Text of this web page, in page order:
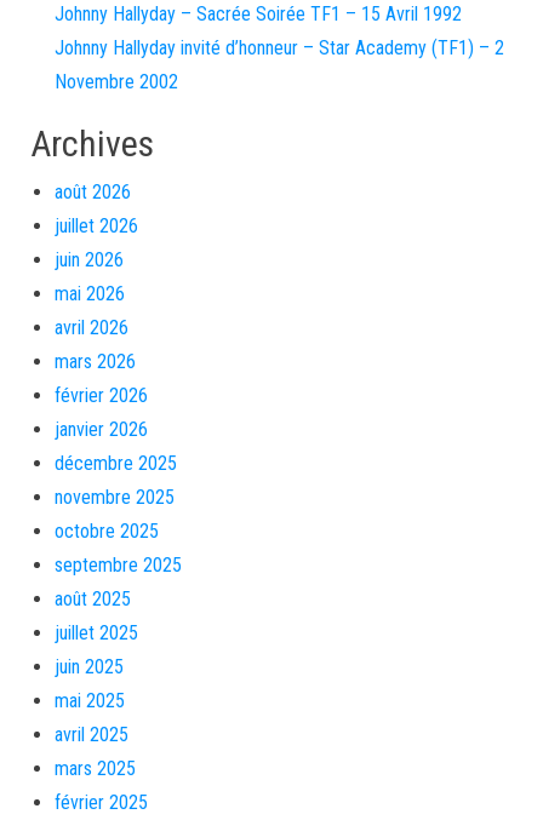
Johnny Hallyday – Sacrée Soirée TF1 – 15 Avril 1992
Johnny Hallyday invité d’honneur – Star Academy (TF1) – 2
Novembre 2002
Archives
août 2026
juillet 2026
juin 2026
mai 2026
avril 2026
mars 2026
février 2026
janvier 2026
décembre 2025
novembre 2025
octobre 2025
septembre 2025
août 2025
juillet 2025
juin 2025
mai 2025
avril 2025
mars 2025
février 2025